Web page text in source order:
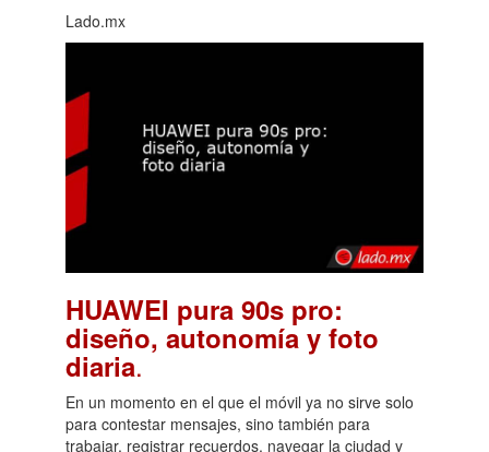
Lado.mx
HUAWEI pura 90s pro:
diseño, autonomía y foto
diaria.
En un momento en el que el móvil ya no sirve solo
para contestar mensajes, sino también para
trabajar, registrar recuerdos, navegar la ciudad y